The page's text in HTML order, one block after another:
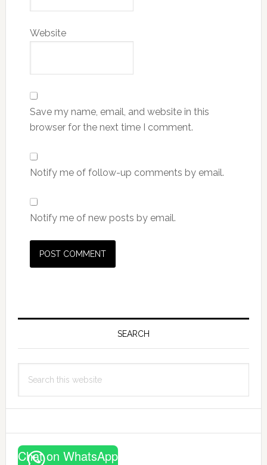
Website
Save my name, email, and website in this
browser for the next time I comment.
Notify me of follow-up comments by email.
Notify me of new posts by email.
Primary
SEARCH
this
Chat on WhatsApp